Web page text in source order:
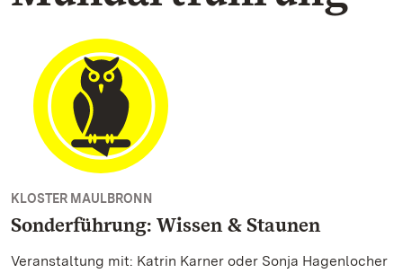
KLOSTER MAULBRONN
Sonderführung: Wissen & Staunen
Veranstaltung mit: Katrin Karner oder Sonja Hagenlocher